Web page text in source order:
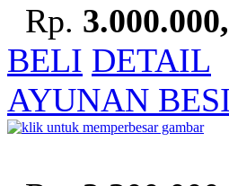
Rp.
BELI DETAIL
AYUNAN